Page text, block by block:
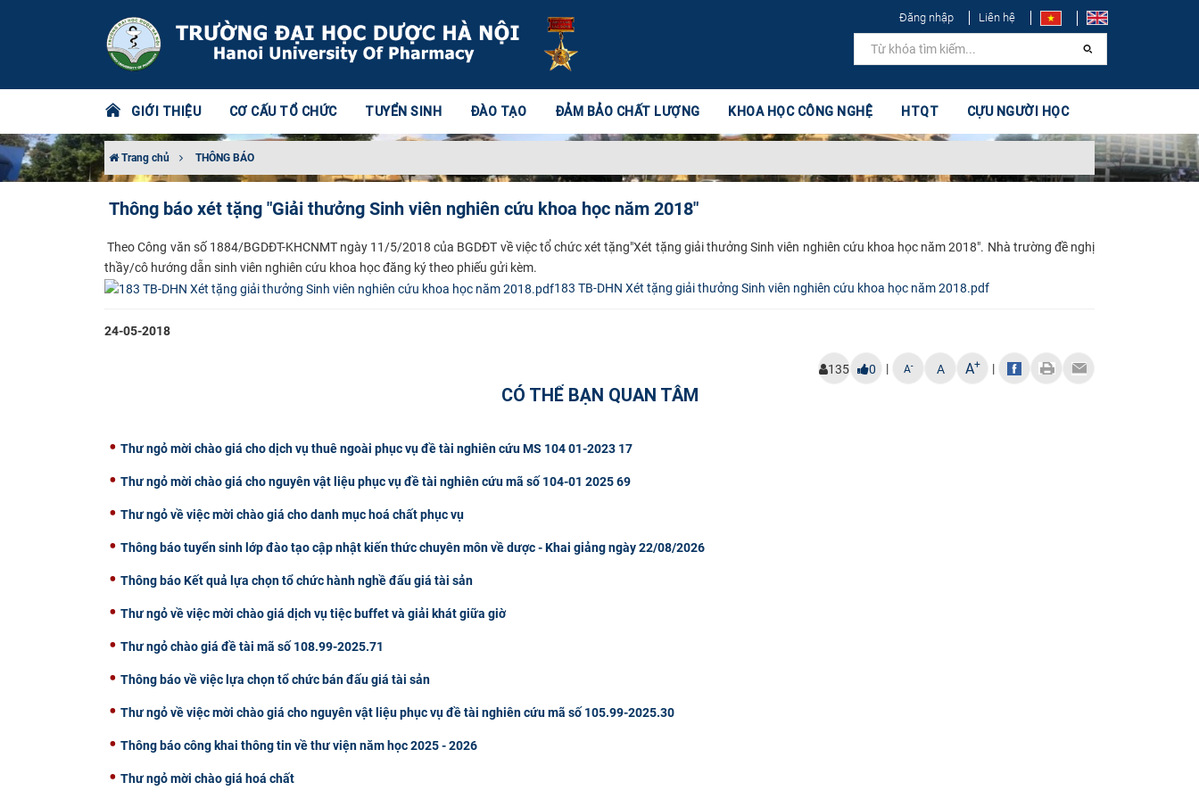
Đăng nhập Liên hệ
GIỚI THIỆU CƠ CẤU TỔ CHỨC TUYỂN SINH ĐÀO TẠO ĐẢM BẢO CHẤT LƯỢNG KHOA HỌC CÔNG NGHỆ HTQT CỰU NGƯỜI HỌC
Trang chủ THÔNG BÁO
Thông báo xét tặng "Giải thưởng Sinh viên nghiên cứu khoa học năm 2018"
​ Theo Công văn số 1884/BGDĐT-KHCNMT ngày 11/5/2018 của BGDĐT về việc tổ chức xét tặng"Xét tặng giải thưởng Sinh viên nghiên cứu khoa học năm 2018". Nhà trường đề nghị
thầy/cô hướng dẫn sinh viên nghiên cứu khoa học đăng ký theo phiếu gửi kèm.
183 TB-DHN Xét tặng giải thưởng Sinh viên nghiên cứu khoa học năm 2018.pdf
24-05-2018
135 0 | A- A A+ |
CÓ THỂ BẠN QUAN TÂM
Thư ngỏ mời chào giá cho dịch vụ thuê ngoài phục vụ đề tài nghiên cứu MS 104 01-2023 17
Thư ngỏ mời chào giá cho nguyên vật liệu phục vụ đề tài nghiên cứu mã số 104-01 2025 69
Thư ngỏ về việc mời chào giá cho danh mục hoá chất phục vụ
Thông báo tuyển sinh lớp đào tạo cập nhật kiến thức chuyên môn về dược - Khai giảng ngày 22/08/2026
Thông báo Kết quả lựa chọn tổ chức hành nghề đấu giá tài sản
Thư ngỏ về việc mời chào giá dịch vụ tiệc buffet và giải khát giữa giờ
Thư ngỏ chào giá đề tài mã số 108.99-2025.71
Thông báo về việc lựa chọn tổ chức bán đấu giá tài sản
Thư ngỏ về việc mời chào giá cho nguyên vật liệu phục vụ đề tài nghiên cứu mã số 105.99-2025.30
Thông báo công khai thông tin về thư viện năm học 2025 - 2026
Thư ngỏ mời chào giá hoá chất